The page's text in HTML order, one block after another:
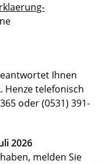
Ihnen
Henze telefonisch
oder (0531) 391-
2026
melden Sie